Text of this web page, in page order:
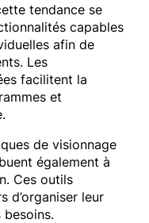
tendance se
capables
afin de
Les
facilitent la
et
de visionnage
également à
Ces outils
d’organiser leur